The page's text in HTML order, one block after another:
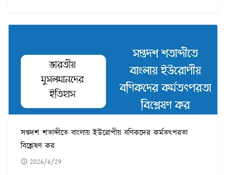
সপ্তদশ শতাব্দীতে বাংলায় ইউরোপীয় বণিকদের কর্মতৎপরতা
বিশ্লেষণ কর
2026/6/29